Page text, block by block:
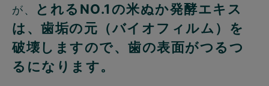
が、
とれるNO.1の米ぬか発酵エキス
は、歯垢の元（バイオフィルム）を
破壊しますので、歯の表面がつるつ
るになります。